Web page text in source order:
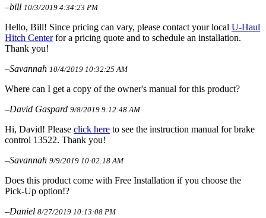
–bill 10/3/2019 4:34:23 PM
Hello, Bill! Since pricing can vary, please contact your local U-Haul
Hitch Centerfor a pricing quote and to schedule an installation.
Thank you!
–Savannah 10/4/2019 10:32:25 AM
Where can I get a copy of the owner's manual for this product?
–David Gaspard 9/8/2019 9:12:48 AM
Hi, David! Please click here to see the instruction manual for brake
control 13522. Thank you!
–Savannah 9/9/2019 10:02:18 AM
Does this product come with Free Installation if you choose the
Pick-Up option!?
–Daniel 8/27/2019 10:13:08 PM